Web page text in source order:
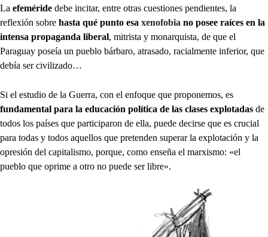
La efeméride debe incitar, entre otras cuestiones pendientes, la
reflexión sobre hasta qué punto esa xenofobia no posee raíces en la
intensa propaganda liberal, mitrista y monarquista, de que el
Paraguay poseía un pueblo bárbaro, atrasado, racialmente inferior, que
debía ser civilizado…
Si el estudio de la Guerra, con el enfoque que proponemos, es
fundamental para la educación política de las clases explotadas de
todos los países que participaron de ella, puede decirse que es crucial
para todas y todos aquellos que pretenden superar la explotación y la
opresión del capitalismo, porque, como enseña el marxismo: «el
pueblo que oprime a otro no puede ser libre».